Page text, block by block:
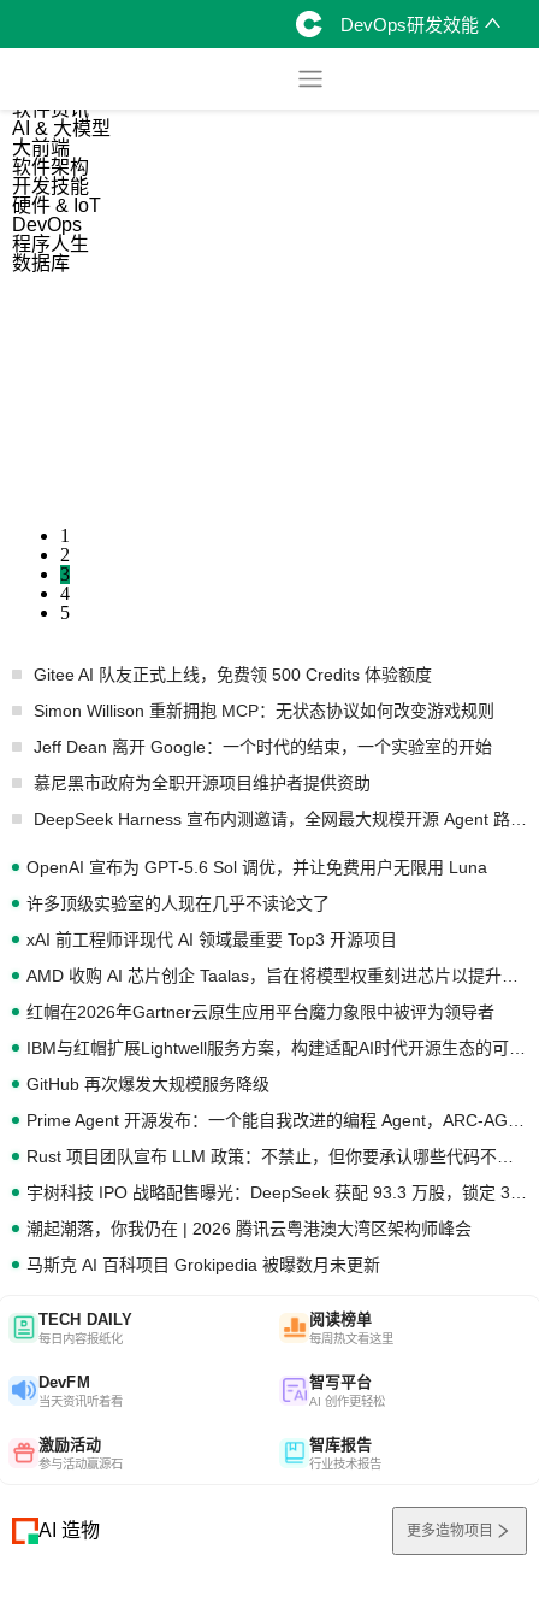
DevOps研发效能
软件资讯
AI & 大模型
大前端
软件架构
开发技能
硬件 & IoT
DevOps
程序人生
数据库
1
2
3
4
5
Gitee AI 队友正式上线，免费领 500 Credits 体验额度
Simon Willison 重新拥抱 MCP：无状态协议如何改变游戏规则
Jeff Dean 离开 Google：一个时代的结束，一个实验室的开始
慕尼黑市政府为全职开源项目维护者提供资助
OpenAI 宣布为 GPT-5.6 Sol 调优，并让免费用户无限用 Luna
许多顶级实验室的人现在几乎不读论文了
xAI 前工程师评现代 AI 领域最重要 Top3 开源项目
红帽在2026年Gartner云原生应用平台魔力象限中被评为领导者
GitHub 再次爆发大规模服务降级
潮起潮落，你我仍在 | 2026 腾讯云粤港澳大湾区架构师峰会
马斯克 AI 百科项目 Grokipedia 被曝数月未更新
TECH DAILY
每日内容报纸化
阅读榜单
每周热文看这里
DevFM
当天资讯听着看
智写平台
AI 创作更轻松
激励活动
参与活动赢源石
智库报告
行业技术报告
AI 造物 更多造物项目